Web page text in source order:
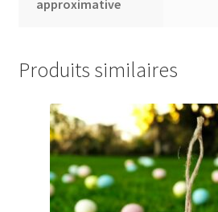
approximative
Produits similaires